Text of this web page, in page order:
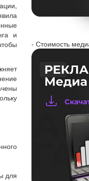
и
для
- Стоимость